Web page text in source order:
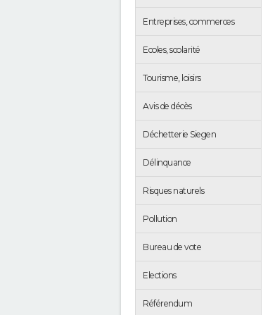
Entreprises, commerces
Ecoles, scolarité
Tourisme, loisirs
Avis de décès
Déchetterie Siegen
Délinquance
Risques naturels
Pollution
Bureau de vote
Elections
Référendum